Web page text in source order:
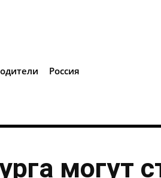
Россия
могут